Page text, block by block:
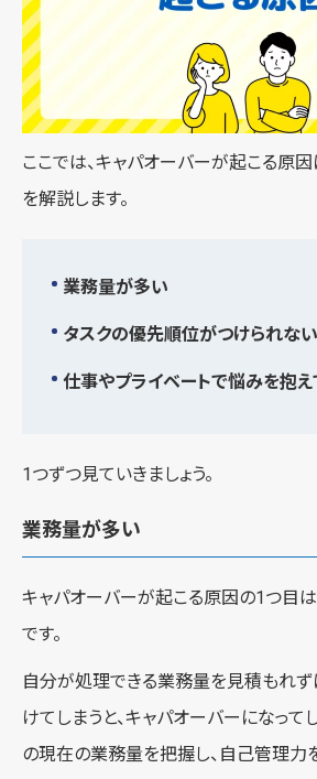
ここでは、キャパオーバーが起こる原
を解説します。
業務量が多い
タスクの優先順位がつけられない
仕事やプライベートで悩みを抱え
1つずつ見ていきましょう。
業務量が多い
キャパオーバーが起こる原因の1つ目
です。
自分が処理できる業務量を見積もれず
けてしまうと、キャパオーバーになって
の現在の業務量を把握し、自己管理力